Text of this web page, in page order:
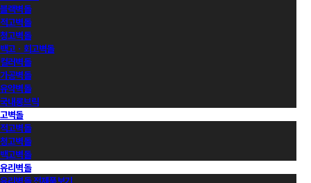
블랙벽돌
적고벽돌
청고벽돌
백고ㆍ회고벽돌
컬러벽돌
가공벽돌
유약벽돌
국내롱브릭
고벽돌
적고벽돌
청고벽돌
백고벽돌
유리벽돌